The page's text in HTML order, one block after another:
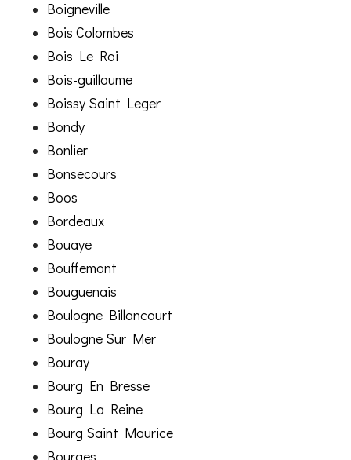
Boigneville
Bois Colombes
Bois Le Roi
Bois-guillaume
Boissy Saint Leger
Bondy
Bonlier
Bonsecours
Boos
Bordeaux
Bouaye
Bouffemont
Bouguenais
Boulogne Billancourt
Boulogne Sur Mer
Bouray
Bourg En Bresse
Bourg La Reine
Bourg Saint Maurice
Bourges